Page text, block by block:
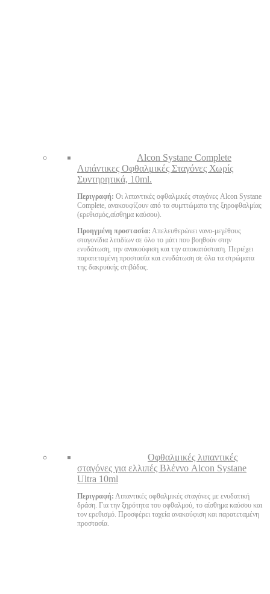
Alcon Systane Complete
Λιπάντικες Οφθαλμικές Σταγόνες Χωρίς
Συντηρητικά, 10ml.
Περιγραφή: Οι λιπαντικές οφθαλμικές σταγόνες Alcon Systane
Complete, ανακουφίζουν από τα συμπτώματα της ξηροφθαλμίας
(ερεθισμός,αίσθημα καύσου).
Προηγμένη προστασία: Απελευθερώνει νανο-μεγέθους
σταγονίδια λιπιδίων σε όλο το μάτι που βοηθούν στην
ενυδάτωση, την ανακούφιση και την αποκατάσταση. Περιέχει
παρατεταμένη προστασία και ενυδάτωση σε όλα τα στρώματα
της δακρυϊκής στιβάδας.
Oφθαλμικές λιπαντικές
σταγόνες για ελλιπές Βλέννο Alcon Systane
Ultra 10ml
Περιγραφή: Λιπαντικές οφθαλμικές σταγόνες με ενυδατική
δράση. Για την ξηρότητα του οφθαλμού, το αίσθημα καύσου και
τον ερεθισμό. Προσφέρει ταχεία ανακούφιση και παρατεταμένη
προστασία.